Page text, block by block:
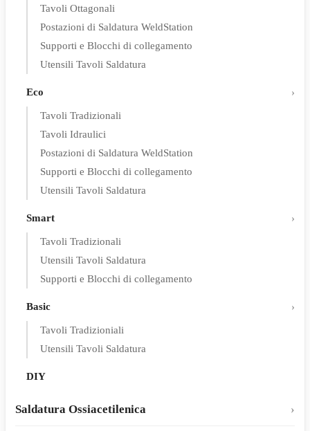
Tavoli Ottagonali
Postazioni di Saldatura WeldStation
Supporti e Blocchi di collegamento
Utensili Tavoli Saldatura
Eco
Tavoli Tradizionali
Tavoli Idraulici
Postazioni di Saldatura WeldStation
Supporti e Blocchi di collegamento
Utensili Tavoli Saldatura
Smart
Tavoli Tradizionali
Utensili Tavoli Saldatura
Supporti e Blocchi di collegamento
Basic
Tavoli Tradizioniali
Utensili Tavoli Saldatura
DIY
Saldatura Ossiacetilenica